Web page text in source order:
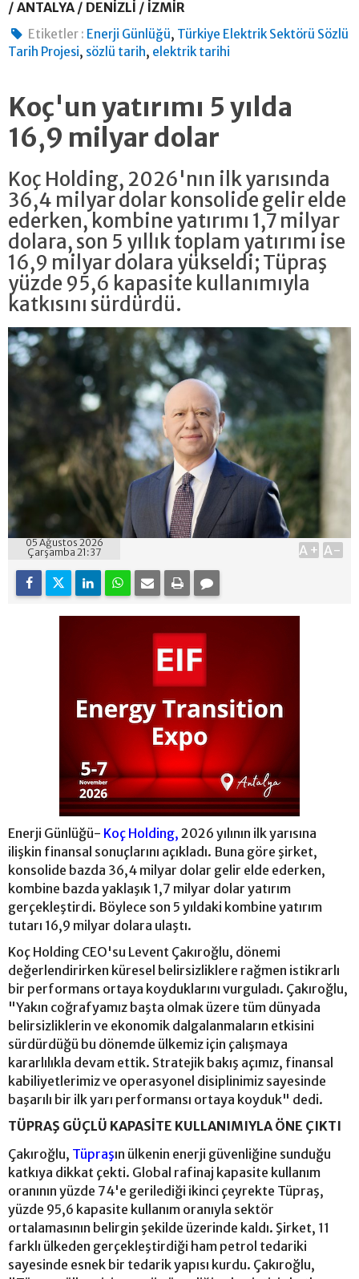
/ ANTALYA / DENİZLİ / İZMİR
Etiketler : Enerji Günlüğü, Türkiye Elektrik Sektörü Sözlü
Tarih Projesi, sözlü tarih, elektrik tarihi
Koç'un yatırımı 5 yılda
16,9 milyar dolar
Koç Holding, 2026'nın ilk yarısında
36,4 milyar dolar konsolide gelir elde
ederken, kombine yatırımı 1,7 milyar
dolara, son 5 yıllık toplam yatırımı ise
16,9 milyar dolara yükseldi; Tüpraş
yüzde 95,6 kapasite kullanımıyla
katkısını sürdürdü.
05 Ağustos 2026
Çarşamba 21:37
A+ A-
Enerji Günlüğü- Koç Holding, 2026 yılının ilk yarısına
ilişkin finansal sonuçlarını açıkladı. Buna göre şirket,
konsolide bazda 36,4 milyar dolar gelir elde ederken,
kombine bazda yaklaşık 1,7 milyar dolar yatırım
gerçekleştirdi. Böylece son 5 yıldaki kombine yatırım
tutarı 16,9 milyar dolara ulaştı.
Koç Holding CEO'su Levent Çakıroğlu, dönemi
değerlendirirken küresel belirsizliklere rağmen istikrarlı
bir performans ortaya koyduklarını vurguladı. Çakıroğlu,
"Yakın coğrafyamız başta olmak üzere tüm dünyada
belirsizliklerin ve ekonomik dalgalanmaların etkisini
sürdürdüğü bu dönemde ülkemiz için çalışmaya
kararlılıkla devam ettik. Stratejik bakış açımız, finansal
kabiliyetlerimiz ve operasyonel disiplinimiz sayesinde
başarılı bir ilk yarı performansı ortaya koyduk" dedi.
TÜPRAŞ GÜÇLÜ KAPASİTE KULLANIMIYLA ÖNE ÇIKTI
Çakıroğlu, Tüpraşın ülkenin enerji güvenliğine sunduğu
katkıya dikkat çekti. Global rafinaj kapasite kullanım
oranının yüzde 74'e gerilediği ikinci çeyrekte Tüpraş,
yüzde 95,6 kapasite kullanım oranıyla sektör
ortalamasının belirgin şekilde üzerinde kaldı. Şirket, 11
farklı ülkeden gerçekleştirdiği ham petrol tedariki
sayesinde esnek bir tedarik yapısı kurdu. Çakıroğlu,